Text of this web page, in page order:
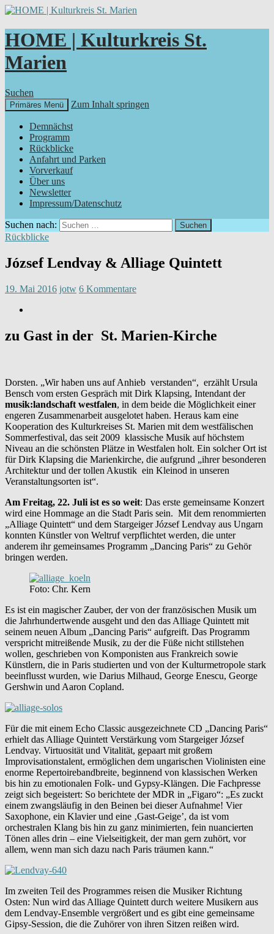
HOME | Kulturkreis St.
Marien
Suchen
Primäres Menü Zum Inhalt springen
Demnächst
Programm
Rückblicke
Anfahrt und Parken
Vorverkauf
Über uns
Newsletter
Impressum/Datenschutz
Suchen nach:
Rückblicke
József Lendvay & Alliage Quintett
19. Mai 2016 jotw 6 Kommentare
zu Gast in der St. Marien-Kirche
Dorsten. „Wir haben uns auf Anhieb verstanden“, erzählt Ursula
Bensch vom ersten Gespräch mit Dirk Klapsing, Intendant der
musik:landschaft westfalen, in dem beide die Möglichkeit einer
engeren Zusammenarbeit ausgelotet haben. Heraus kam eine
Kooperation des Kulturkreises St. Marien mit dem westfälischen
Sommerfestival, das seit 2009 klassische Musik auf höchstem
Niveau an die schönsten Plätze in Westfalen holt. Ein solcher Ort ist
für Dirk Klapsing die Marienkirche, die aufgrund „ihrer besonderen
Architektur und der tollen Akustik ein Kleinod in unseren
Veranstaltungsorten ist“.
Am Freitag, 22. Juli ist es so weit: Das erste gemeinsame Konzert
wird eine Hommage an die Stadt Paris sein. Mit dem renommierten
„Alliage Quintett“ und dem Stargeiger József Lendvay aus Ungarn
konnten Künstler von Weltruf verpflichtet werden, die unter
anderem ihr gemeinsames Programm „Dancing Paris“ zu Gehör
bringen werden.
Foto: Chr. Kern
Es ist ein magischer Zauber, der von der französischen Musik um
die Jahrhundertwende ausgeht und den das Alliage Quintett mit
seinem neuen Album „Dancing Paris“ aufgreift. Das Programm
verspricht mitreißende Musik, zu der die Füße nicht stillstehen
wollen, geschrieben von Komponisten aus Frankreich sowie
Künstlern, die in Paris studierten und von der Kulturmetropole stark
beeinflusst wurden, wie Darius Milhaud, George Enescu, George
Gershwin und Aaron Copland.
Für die mit einem Echo Classic ausgezeichnete CD „Dancing Paris“
erhielt das Alliage Quintett Verstärkung vom Stargeiger József
Lendvay. Virtuosität und Vitalität, gepaart mit großem
Improvisationstalent, ermöglichen dem ungarischen Violinisten eine
enorme Repertoirebandbreite, beginnend von klassischen Werken
bis hin zu emotionalen Folk- und Gypsy-Klängen. Die Fachpresse
zeigt sich begeistert: So berichtete der MDR in „Figaro“: „Es zuckt
einem zwangsläufig in den Beinen bei dieser Aufnahme! Vier
Saxophone, ein Klavier und eine ‚Gast-Geige’, da ist vom
orchestralen Klang bis hin zu ganz minimierten, fein nuancierten
Tönen alles drin – eine Vielseitigkeit, der man gern zuhört, vor
allem, wenn man sich dazu nach Paris träumen kann.“
Im zweiten Teil des Programmes reisen die Musiker Richtung
Osten: Nun wird das Alliage Quintett durch weitere Musikern aus
dem Lendvay-Ensemble vergrößert und es gibt eine gemeinsame
Gipsy-Session, die die Zuhörer von ihren Sitzen reißen wird.